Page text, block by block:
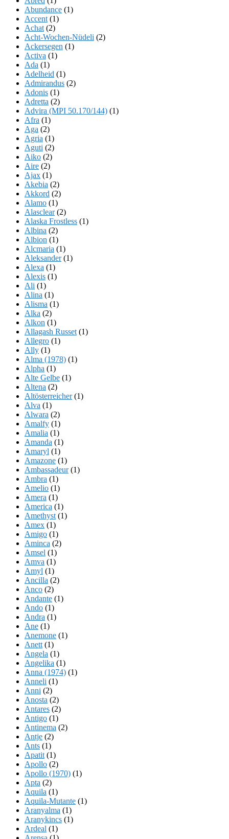
Abundance (1)
Accent (1)
Achat (2)
Acht-Wochen-Nüdeli (2)
Ackersegen (1)
Activa (1)
Ada (1)
Adelheid (1)
Admirandus (2)
Adonis (1)
Adretta (2)
Advira (MPI 50.170/144) (1)
Afra (1)
Aga (2)
Agria (1)
Aguti (2)
Aiko (2)
Aire (2)
Ajax (1)
Akebia (2)
Akkord (2)
Alamo (1)
Alasclear(2)
Alaska Frostless (1)
Albina (2)
Albion (1)
Alcmaria (1)
Aleksander(1)
Alexa (1)
Alexis (1)
Ali (1)
Alina (1)
Alisma (1)
Alka (2)
Alkon (1)
Allagash Russet (1)
Allegro (1)
Ally (1)
Alma (1978) (1)
Alpha (1)
Alte Gelbe (1)
Altena (2)
Altösterreicher(1)
Alva (1)
Alwara (2)
Amalfy (1)
Amalia (1)
Amanda (1)
Amaryl (1)
Amazone (1)
Ambassadeur(1)
Ambra (1)
Amelio (1)
Amera (1)
America (1)
Amethyst (1)
Amex (1)
Amigo (1)
Aminca (2)
Amsel (1)
Amva (1)
Amyl (1)
Ancilla (2)
Anco (2)
Andante (1)
Ando (1)
Andra (1)
Ane (1)
Anemone (1)
Anett (1)
Angela (1)
Angelika (1)
Anna (1974) (1)
Anneli (1)
Anni (2)
Anosta (2)
Antares (2)
Antigo (1)
Antinema (2)
Antje (2)
Ants (1)
Apatit (1)
Apollo (2)
Apollo (1970) (1)
Apta (2)
Aquila (1)
Aquila-Mutante (1)
Aranyalma (1)
Aranykincs (1)
Ardeal (1)